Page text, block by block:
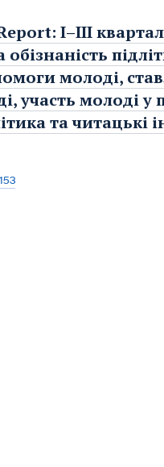
I–ІІІ
молоді,
участь молоді
та читацькі